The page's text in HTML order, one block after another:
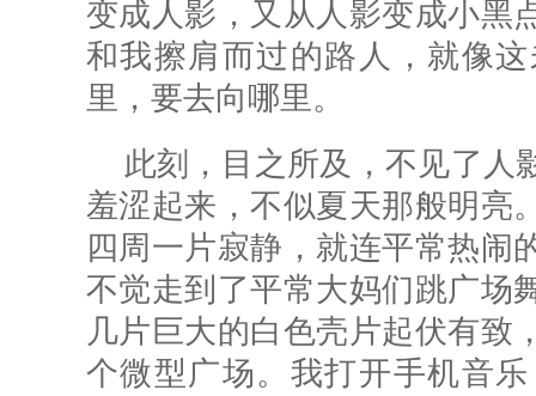
变成人影，又从人影变成小黑
和我擦肩而过的路人，就像
里，要去向哪里。
此刻，目之所及，不见了人
羞涩起来，不似夏天那般明亮
四周一片寂静，就连平常热闹
不觉走到了平常大妈们跳广场
几片巨大的白色壳片起伏有致
个微型广场。我打开手机音